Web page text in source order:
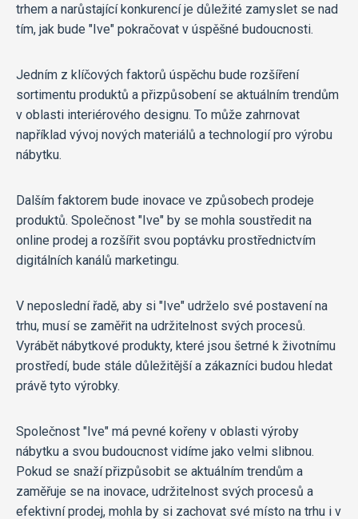
trhem a narůstající konkurencí je důležité zamyslet se nad
tím, jak bude "Ive" pokračovat v úspěšné budoucnosti.
Jedním z klíčových faktorů úspěchu bude rozšíření
sortimentu produktů a přizpůsobení se aktuálním trendům
v oblasti interiérového designu. To může zahrnovat
například vývoj nových materiálů a technologií pro výrobu
nábytku.
Dalším faktorem bude inovace ve způsobech prodeje
produktů. Společnost "Ive" by se mohla soustředit na
online prodej a rozšířit svou poptávku prostřednictvím
digitálních kanálů marketingu.
V neposlední řadě, aby si "Ive" udrželo své postavení na
trhu, musí se zaměřit na udržitelnost svých procesů.
Vyrábět nábytkové produkty, které jsou šetrné k životnímu
prostředí, bude stále důležitější a zákazníci budou hledat
právě tyto výrobky.
Společnost "Ive" má pevné kořeny v oblasti výroby
nábytku a svou budoucnost vidíme jako velmi slibnou.
Pokud se snaží přizpůsobit se aktuálním trendům a
zaměřuje se na inovace, udržitelnost svých procesů a
efektivní prodej, mohla by si zachovat své místo na trhu i v